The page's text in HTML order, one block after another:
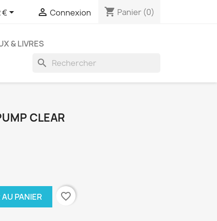
€  Connexion shopping_cart Panier (0)
& LIVRES
search
CLEAR
PANIER favorite_border